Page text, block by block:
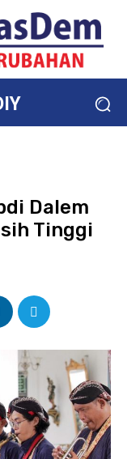
Dalem
Tinggi